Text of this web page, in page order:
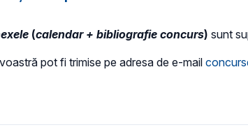
(calendar + bibliografie concurs) sunt
pot fi trimise pe adresa de e-mail